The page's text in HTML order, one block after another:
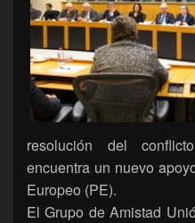
resolución del
encuentra un nuevo
Europeo (PE).
El Grupo de Amistad